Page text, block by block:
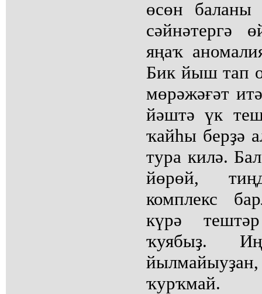
өсөн баланы
сәйнәтергә
яңаҡ
Бик йыш тап
мөрәжәғәт
йәштә үк
ҡайһы берҙә
тура килә.
йөрөй,
комплекс
күрә
ҡуябыҙ.
ҡурҡмай.